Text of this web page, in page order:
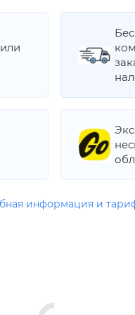
информация и